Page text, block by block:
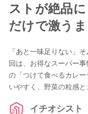
ストが絶品
だけで激うま
「あと一味足りない」
回は、お得なスーパー
の「つけて食べるカレ
いやすく、野菜の粒感
ースの魅力を詳しくお
イチオシスト